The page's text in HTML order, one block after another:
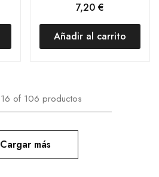
7,20 €
Añadir al carrito
16 of 106 productos
Cargar más